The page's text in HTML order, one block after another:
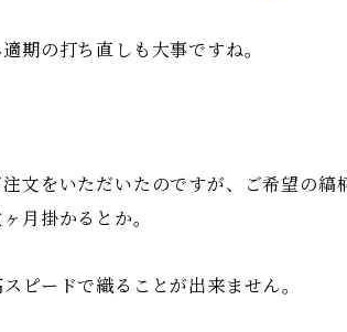
期の打ち直しも大事ですね。
文をいただいたのですが、ご希望の縞
月掛かるとか。
ピードで織ることが出来ません。